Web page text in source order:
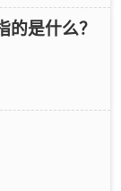
是什么？